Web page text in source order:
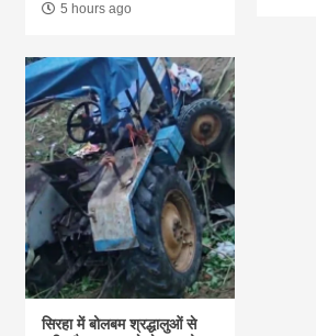
5 hours ago
सिरहा में बोलबम श्रद्धालुओं से